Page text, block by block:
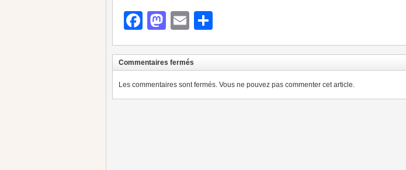
Facebook
Mastodon
Email
Commentaires fermés
Les commentaires sont fermés. Vous ne pouvez pas commenter cet article.